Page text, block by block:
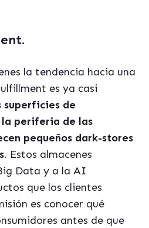
la tendencia hacia una
es ya casi
superficies de
periferia de las
pequeños dark-stores
. Estos almacenes
Data y a la AI
que los clientes
es conocer qué
antes de que